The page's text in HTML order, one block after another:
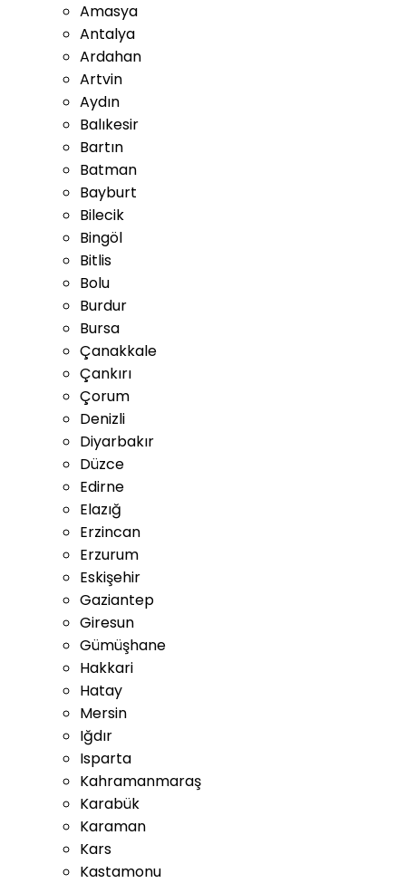
Amasya
Antalya
Ardahan
Artvin
Aydın
Balıkesir
Bartın
Batman
Bayburt
Bilecik
Bingöl
Bitlis
Bolu
Burdur
Bursa
Çanakkale
Çankırı
Çorum
Denizli
Diyarbakır
Düzce
Edirne
Elazığ
Erzincan
Erzurum
Eskişehir
Gaziantep
Giresun
Gümüşhane
Hakkari
Hatay
Mersin
Iğdır
Isparta
Kahramanmaraş
Karabük
Karaman
Kars
Kastamonu